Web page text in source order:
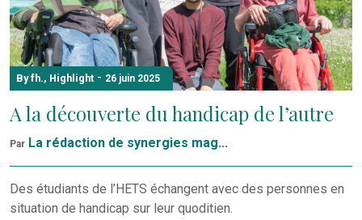
By fh., Highlight - 26 juin 2025
A la découverte du handicap de l’autre
Par La rédaction de synergies mag...
Des étudiants de l’HETS échangent avec des personnes en
situation de handicap sur leur quoditien.